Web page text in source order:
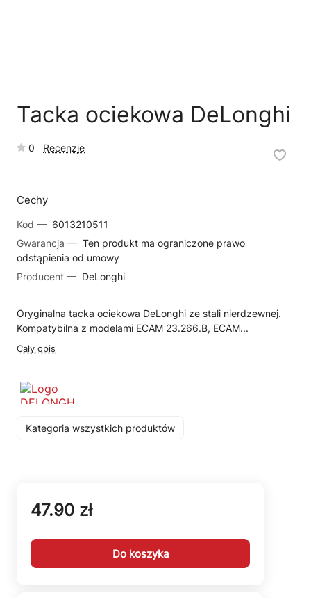
Tacka ociekowa DeLonghi
0 Recenzje
Cechy
Kod — 6013210511
Gwarancja — Ten produkt ma ograniczone prawo
odstąpienia od umowy
Producent — DeLonghi
Oryginalna tacka ociekowa DeLonghi ze stali nierdzewnej.
Kompatybilna z modelami ECAM 23.266.B, ECAM...
Cały opis
Kategoria wszystkich produktów
47.90 zł
Do koszyka